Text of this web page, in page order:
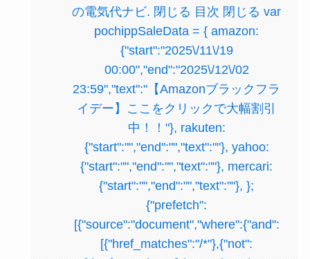
の電気代ナビ. 閉じる 目次 閉じる var
pochippSaleData = { amazon:
{"start":"2025\/11\/19
00:00","end":"2025\/12\/02
23:59","text":"【Amazonブラックフラ
イデー】ここをクリックで大幅割引
中！！"}, rakuten:
{"start":"","end":"","text":""}, yahoo:
{"start":"","end":"","text":""}, mercari:
{"start":"","end":"","text":""}, };
{"prefetch":
[{"source":"document","where":{"and":
[{"href_matches":"/*"},{"not":